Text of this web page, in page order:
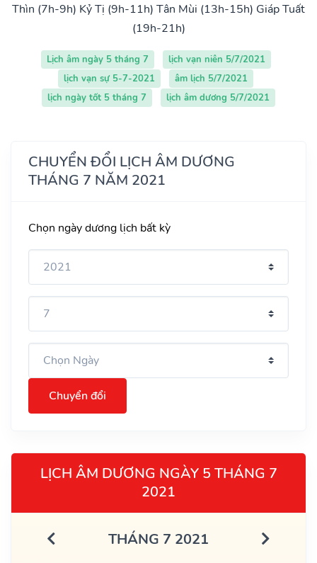
Thìn (7h-9h) Kỷ Tị (9h-11h) Tân Mùi (13h-15h) Giáp Tuất
(19h-21h)
Lịch âm ngày 5 tháng 7
lịch vạn niên 5/7/2021
lịch vạn sự 5-7-2021
âm lịch 5/7/2021
lịch ngày tốt 5 tháng 7
lịch âm dương 5/7/2021
CHUYỂN ĐỔI LỊCH ÂM DƯƠNG
THÁNG 7 NĂM 2021
Chọn ngày dương lịch bất kỳ
Chuyển đổi
LỊCH ÂM DƯƠNG NGÀY 5 THÁNG 7
2021
THÁNG 7 2021